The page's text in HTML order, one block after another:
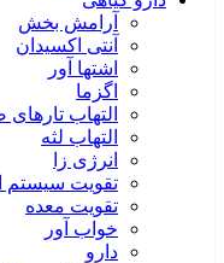
آرامش بخش
آنتی اکسیدان
اشتها آور
اگزما
التهاب
التهاب لثه
انرژی زا
تقویت سیستم
تقویت معده
خواب آور
دارو